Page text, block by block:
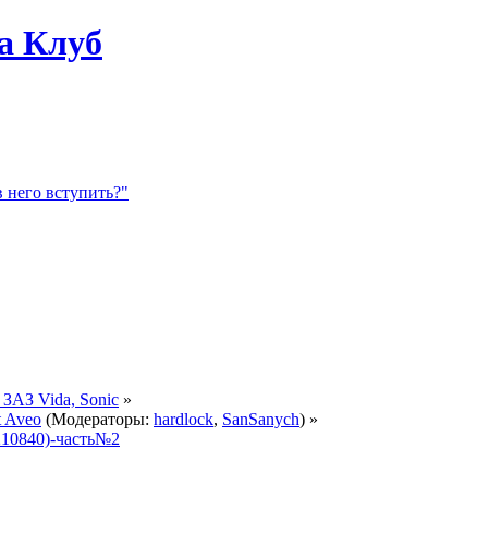
Клуб
вступить?"
Vida, Sonic »
Aveo (Модераторы: hardlock, SanSanych) »
часть№2